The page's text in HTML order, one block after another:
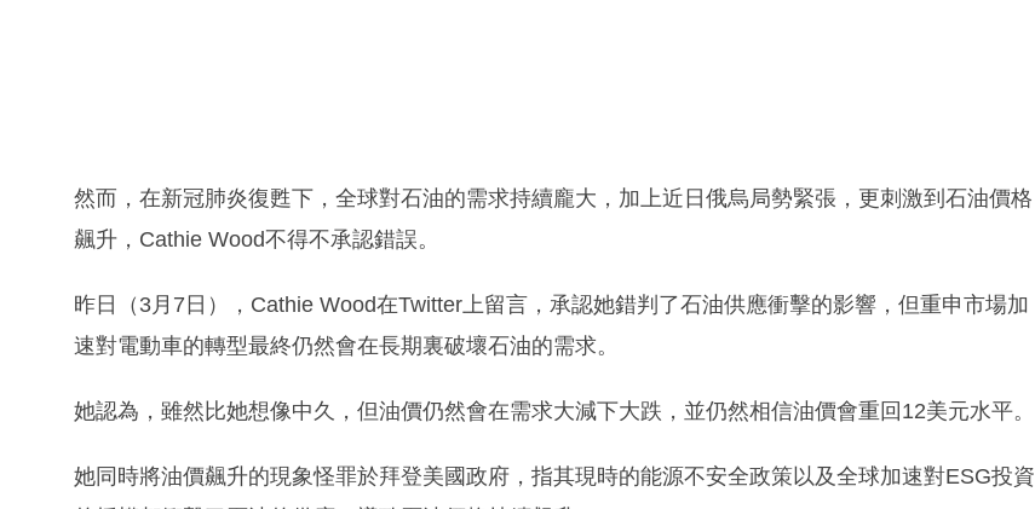
然而，在新冠肺炎復甦下，全球對石油的需求持續龐大，加上近日俄烏局勢緊張，更刺激到石油價格
飆升，Cathie Wood不得不承認錯誤。
昨日（3月7日），Cathie Wood在Twitter上留言，承認她錯判了石油供應衝擊的影響，但重申市場加
速對電動車的轉型最終仍然會在長期裏破壞石油的需求。
她認為，雖然比她想像中久，但油價仍然會在需求大減下大跌，並仍然相信油價會重回12美元水平。
她同時將油價飆升的現象怪罪於拜登美國政府，指其現時的能源不安全政策以及全球加速對ESG投資